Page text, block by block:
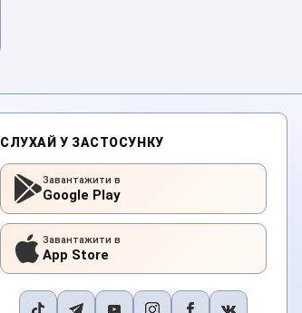
СЛУХАЙ У ЗАСТОСУНКУ
Завантажити в
Google Play
Завантажити в
App Store